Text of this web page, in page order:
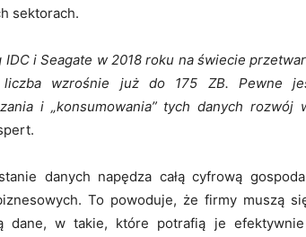
sektorach.
IDC i Seagate w 2018 roku na świecie
wzrośnie już do 175 ZB. Pewne
i „konsumowania” tych danych
danych napędza całą cyfrową
To powoduje, że firmy muszą
dane, w takie, które potrafią je